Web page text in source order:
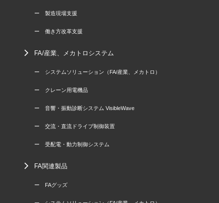
ー 製造現場支援
ー 働き方改革支援
FA/産業、メカトロシステム
ー システムソリューション（FA/産業、メカトロ）
ー クレーン用電機品
ー 音響・振動診断システム VisibleWave
ー 交流・直流ドライブ制御装置
ー 受配電・動力制御システム
FA関連製品
ー FAグッズ